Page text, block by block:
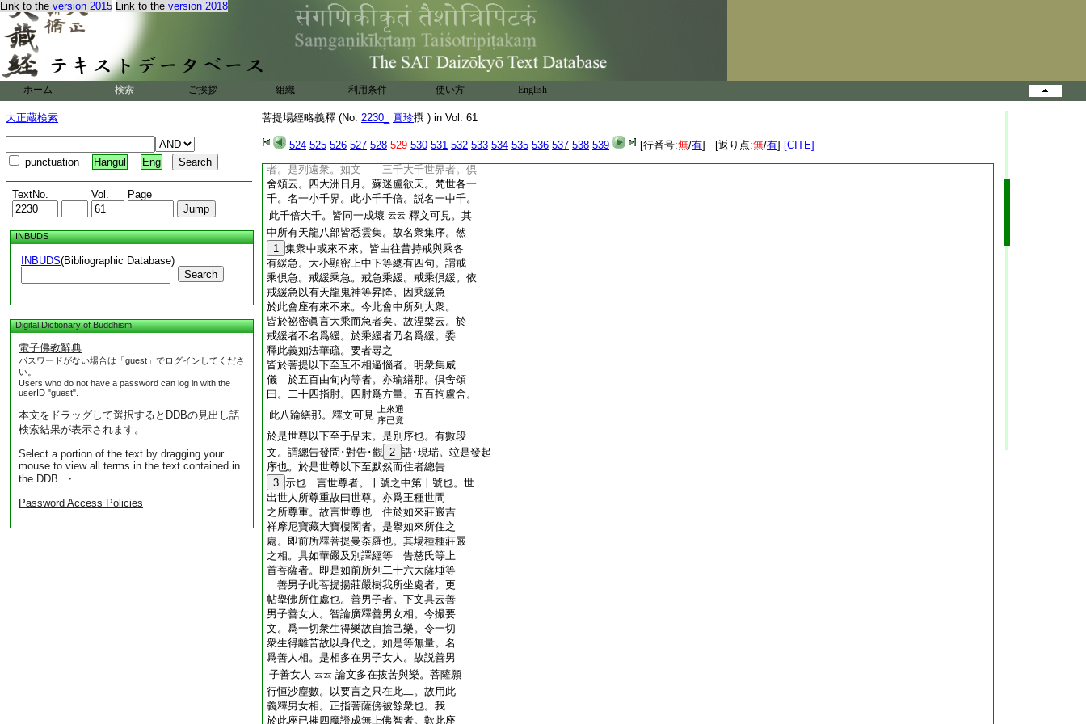
Link to the version 2015 Link to the version 2018
ホーム 検索 ご挨拶 組織 利用条件 使い方 English
大正蔵検索
punctuation Hangul Eng
TextNo. Vol. Page
INBUDS
INBUDS(Bibliographic Database)
Search
Digital Dictionary of Buddhism
電子佛教辭典
パスワードがない場合は「guest」でログインしてくださ
い。
Users who do not have a password can log in with the
userID "guest".
本文をドラッグして選択するとDDBの見出し語
検索結果が表示されます。
Select a portion of the text by dragging your
mouse to view all terms in the text contained in
the DDB. ・
Password Access Policies
菩提場經略義釋 (No. 2230_ 圓珍撰 ) in Vol. 61
524 525 526 527 528 529 530 531 532 533 534 535 536 537 538 539 [行番号:無/有] [返り点:無/有] [CITE]
其部中復有十八倶胝眷屬。摩醯首羅所説
眞言有持誦者彼作障難。一牙部主名曰
嚴髻。其部亦有一百四十倶胝眷屬。大梵天
王及憍尸迦日月天子那羅延神諸風神等所
説眞言有持誦者彼作障難。龍象部主名
曰頂行。其部中有一倶胝那臾多一千波頭
摩以爲眷屬。釋教所説諸妙眞言有持誦
者彼作障難 云云 盡無餘等者。總列一切
權實冥官神衆。如文 烏婆跋羅迦神
者。是列遠衆。如文 三千大千世界者。倶
舍頌云。四大洲日月。蘇迷盧欲天。梵世各一
千。名一小千界。此小千千倍。説名一中千。
此千倍大千。皆同一成壞 云云 釋文可見。其
中所有天龍八部皆悉雲集。故名衆集序。然
1 集衆中或來不來。皆由往昔持戒與乘各
有緩急。大小顯密上中下等總有四句。謂戒
乘倶急。戒緩乘急。戒急乘緩。戒乘倶緩。依
戒緩急以有天龍鬼神等昇降。因乘緩急
於此會座有來不來。今此會中所列大衆。
皆於祕密眞言大乘而急者矣。故涅槃云。於
戒緩者不名爲緩。於乘緩者乃名爲緩。委
釋此義如法華疏。要者尋之
皆於菩提以下至互不相逼惱者。明衆集威
儀 於五百由旬内等者。亦瑜繕那。倶舍頌
曰。二十四指肘。四肘爲方量。五百拘盧舍。
此八踰繕那。釋文可見
上來通
序已竟
於是世尊以下至于品末。是別序也。有數段
文。謂總告發問･對告･觀 2 誥･現瑞。竝是發起
序也。於是世尊以下至默然而住者總告
3 示也 言世尊者。十號之中第十號也。世
出世人所尊重故曰世尊。亦爲王種世間
之所尊重。故言世尊也 住於如來莊嚴吉
祥摩尼寶藏大寶樓閣者。是擧如來所住之
處。即前所釋菩提曼荼羅也。其場種種莊嚴
之相。具如華嚴及別譯經等 告慈氏等上
首菩薩者。即是如前所列二十六大薩埵等
善男子此菩提揚莊嚴樹我所坐處者。更
帖擧佛所住處也。善男子者。下文具云善
男子善女人。智論廣釋善男女相。今撮要
文。爲一切衆生得樂故自捨己樂。令一切
衆生得離苦故以身代之。如是等無量。名
爲善人相。是相多在男子女人。故説善男
子善女人 云云 論文多在拔苦與樂。菩薩願
行恒沙塵數。以要言之只在此二。故用此
義釋男女相。正指菩薩傍被餘衆也。我
於此座已摧四魔證成無上佛智者。歎此座